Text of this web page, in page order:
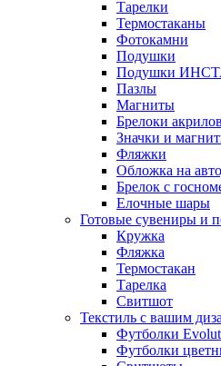
Тарелки
Термостаканы
Фотокамни
Подушки
Подушки
Пазлы
Магниты
Брелоки
Значки и
Фляжки
Обложка на
Брелок с
Елочные шары
Готовые сувениры и
Кружка
Фляжка
Термостакан
Тарелка
Свитшот
Текстиль с вашим
Футболки
Футболки